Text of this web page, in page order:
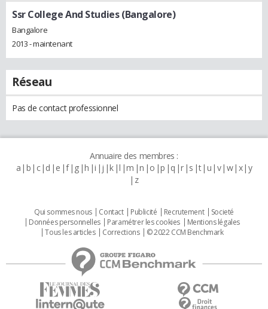
Ssr College And Studies (Bangalore)
Bangalore
2013 - maintenant
Réseau
Pas de contact professionnel
Annuaire des membres :
a b c d e f g h i j k l m n o p q r s t u v w x y
z
Qui sommes nous Contact Publicité Recrutement
Societé
Données personnelles
Paramétrer les cookies
Mentions légales
Tous les articles
Corrections © 2022 CCM Benchmark